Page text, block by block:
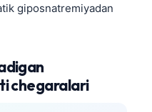
giposnatremiyadan
chegaralari